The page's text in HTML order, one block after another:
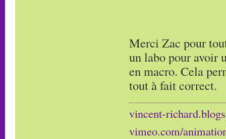
Merci Zac pour
un labo pour avoir
en macro. Cela
tout à fait correct.
vincent-
vimeo.com/